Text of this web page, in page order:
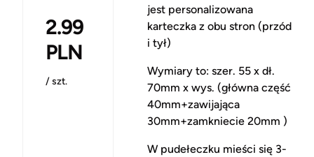
2.99
PLN
/ szt.
jest personalizowana
karteczka z obu stron (przód
i tył)
Wymiary to: szer. 55 x dł.
70mm x wys. (główna część
40mm+zawijająca
30mm+zamkniecie 20mm )
W pudełeczku mieści się 3-